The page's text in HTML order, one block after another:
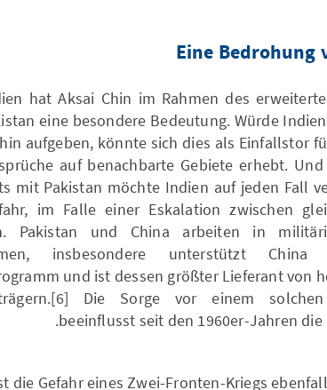
Eine Bedrohung
hat Aksai Chin im Rahmen des
eine besondere Bedeutung. Würde
aufgeben, könnte sich dies als Einfallstor
auf benachbarte Gebiete erhebt.
mit Pakistan möchte Indien auf jeden Fall
im Falle einer Eskalation zwischen
Pakistan und China arbeiten in
insbesondere unterstützt China
und ist dessen größter Lieferant von
Die Sorge vor einem solchen
beeinflusst seit den 1960er-Jahren die
die Gefahr eines Zwei-Fronten-Kriegs